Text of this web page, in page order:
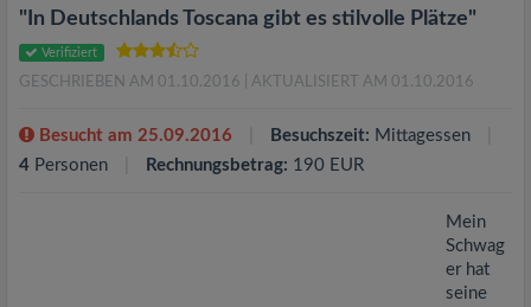
"In Deutschlands Toscana gibt es stilvolle Plätze"
Verifiziert
GESCHRIEBEN AM 01.10.2016 | AKTUALISIERT AM 01.10.2016
Besucht am 25.09.2016 Besuchszeit: Mittagessen
4 Personen Rechnungsbetrag: 190 EUR
Mein
Schwag
er hat
seine
a
t